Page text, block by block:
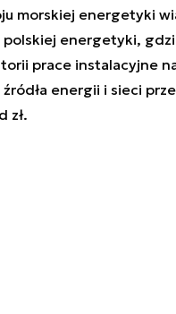
morskiej energetyki
polskiej energetyki,
prace instalacyjne
energii i sieci
zł.